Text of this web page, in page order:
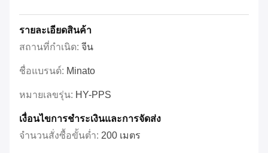
รายละเอียดสินค้า
สถานที่กำเนิด: จีน
ชื่อแบรนด์: Minato
หมายเลขรุ่น: HY-PPS
เงื่อนไขการชําระเงินและการจัดส่ง
จำนวนสั่งซื้อขั้นต่ำ: 200 เมตร